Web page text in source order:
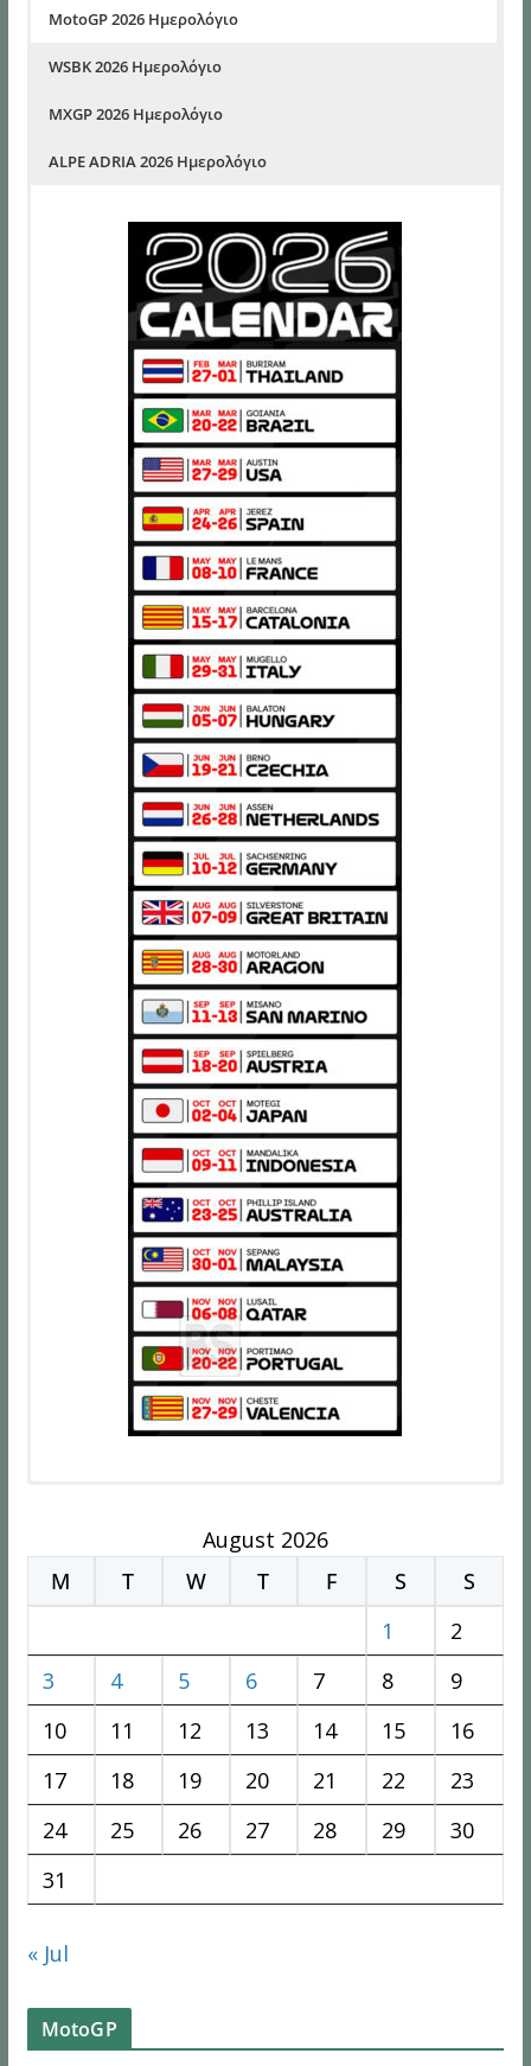
MotoGP 2026 Ημερολόγιο
WSBK 2026 Ημερολόγιο
MXGP 2026 Ημερολόγιο
ALPE ADRIA 2026 Ημερολόγιο
August 2026
M
T W T F S
S
1
2
3
4 5 6 7 8
9
10
11 12 13 14 15
16
17
18 19 20 21 22
23
24
25 26 27 28 29
30
31
« Jul
MotoGP